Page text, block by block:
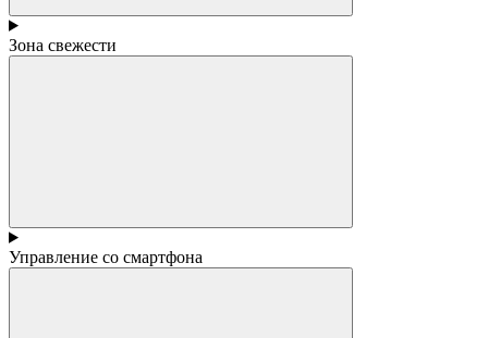
Зона свежести
Управление со смартфона